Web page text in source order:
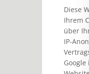
Diese
Ihrem
über
IP-